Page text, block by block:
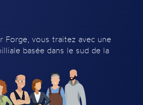
Forge, vous traitez avec une
basée dans le sud de la